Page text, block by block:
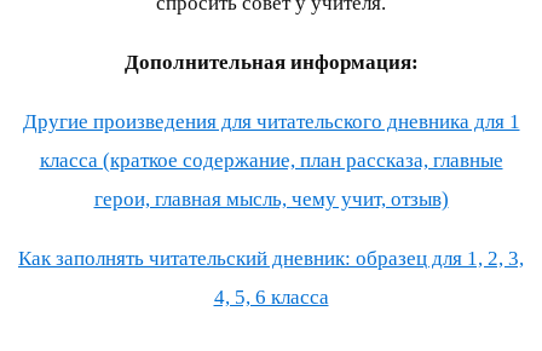
Дополнительная информация:
Другие произведения для читательского дневника для 1
класса (краткое содержание, план рассказа, главные
герои, главная мысль, чему учит, отзыв)
Как заполнять читательский дневник: образец для 1, 2, 3,
4, 5, 6 класса